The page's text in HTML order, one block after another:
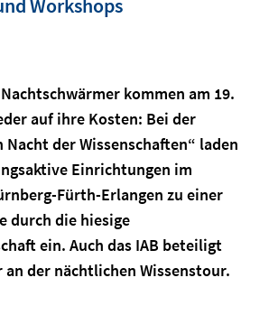
Workshops
kommen am 19.
auf ihre Kosten: Bei der
Nacht der Wissenschaften“ laden
Einrichtungen im
Fürth-Erlangen zu einer
durch die hiesige
ein. Auch das IAB beteiligt
der nächtlichen Wissenstour.